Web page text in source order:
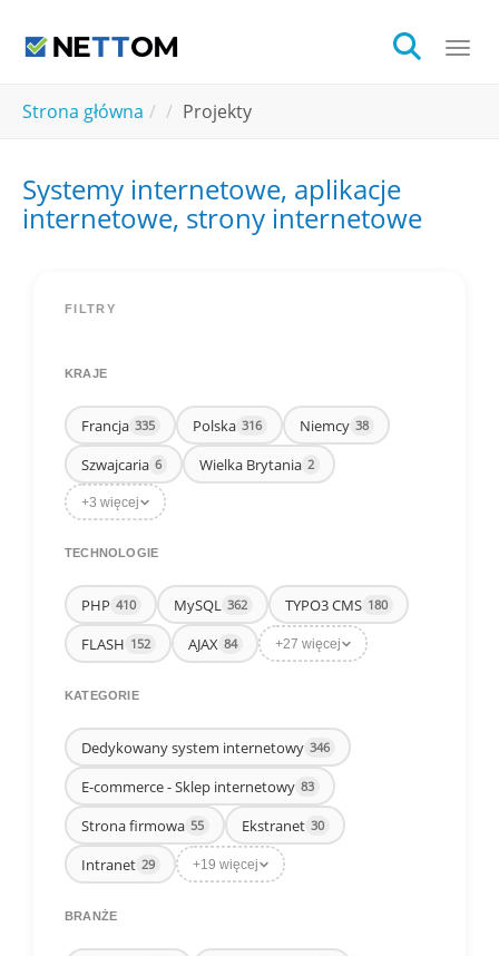
Strona główna Projekty
Systemy internetowe, aplikacje
internetowe, strony internetowe
FILTRY
KRAJE
Francja 335 Polska 316 Niemcy 38
Szwajcaria 6 Wielka Brytania 2
+3 więcej
TECHNOLOGIE
PHP 410 MySQL 362 TYPO3 CMS 180
FLASH 152 AJAX 84 +27 więcej
KATEGORIE
Dedykowany system internetowy 346
E-commerce - Sklep internetowy 83
Strona firmowa 55 Ekstranet 30
Intranet 29 +19 więcej
BRANŻE